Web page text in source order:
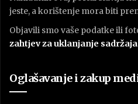
jeste, a korištenje mora biti
Objavili smo vaše podatke ili
zahtjev za uklanjanje sadržaja
Oglašavanje i zakup